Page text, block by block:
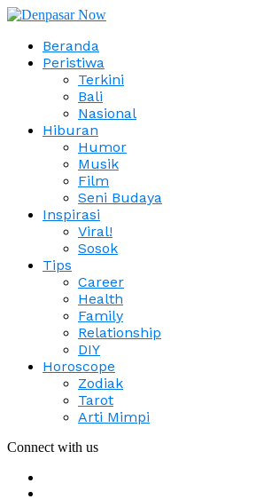
Beranda
Peristiwa
Terkini
Bali
Nasional
Hiburan
Humor
Musik
Film
Seni Budaya
Inspirasi
Viral!
Sosok
Tips
Career
Health
Family
Relationship
DIY
Horoscope
Zodiak
Tarot
Arti Mimpi
Connect with us